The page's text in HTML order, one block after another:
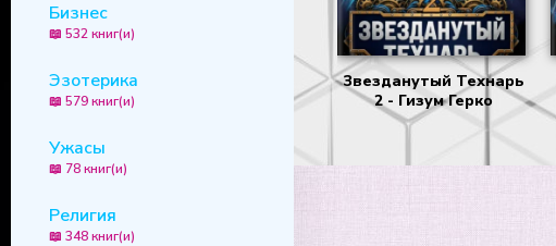
Бизнес
📖 532 книг(и)
Эзотерика
📖 579 книг(и)
Ужасы
📖 78 книг(и)
Религия
📖 348 книг(и)
Звезданутый Технарь
2 - Гизум Герко